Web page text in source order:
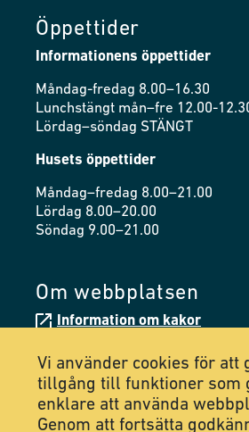
Öppettider
Informationens öppettider
Måndag-fredag 8.00–16.30
Lunchstängt mån–fre 12.00-
Lördag–söndag STÄNGT
Husets öppettider
Måndag–fredag 8.00–21.00
Lördag 8.00–20.00
Söndag 9.00–21.00
Om webbplatsen
Information om kakor
Tillgänglighetsredogörelse
Följ oss på Facebook
Vi använder cookies för att
tillgång till funktioner som
enklare att använda
Genom att fortsätta